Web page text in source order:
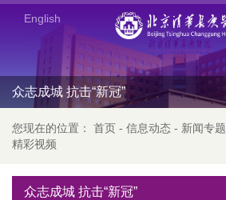
English
众志成城 抗击“新冠”
您现在的位置： 首页 - 信息动态 - 新闻专题
精彩视频
众志成城 抗击“新冠”